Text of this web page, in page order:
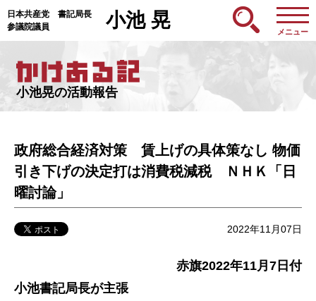
日本共産党 書記局長
参議院議員
小池 晃
メニュー
小池晃の活動報告
政府総合経済対策 賃上げの具体策なし 物価
引き下げの決定打は消費税減税 ＮＨＫ「日
曜討論」
2022年11月07日
赤旗2022年11月7日付
小池書記局長が主張